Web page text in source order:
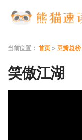
当前位置： 首页 > 豆瓣总榜
笑傲江湖